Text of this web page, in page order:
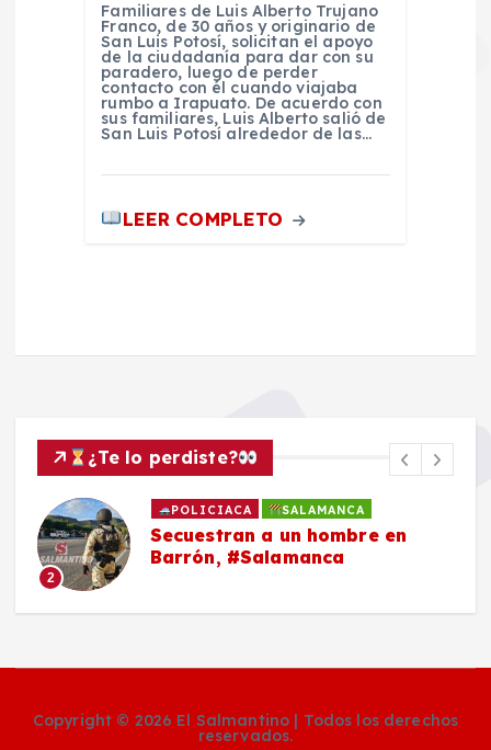
Familiares de Luis Alberto Trujano
Franco, de 30 años y originario de
San Luis Potosí, solicitan el apoyo
de la ciudadanía para dar con su
paradero, luego de perder
contacto con él cuando viajaba
rumbo a Irapuato. De acuerdo con
sus familiares, Luis Alberto salió de
San Luis Potosí alrededor de las…
LEER COMPLETO
¿Te lo perdiste?
2
POLICIACA SALAMANCA
Secuestran a un hombre en
Barrón, #Salamanca
Copyright © 2026 El Salmantino | Todos los derechos
reservados.